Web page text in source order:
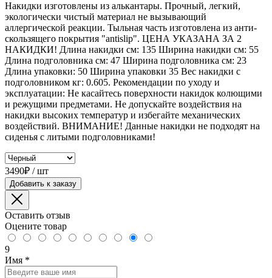
Накидки изготовлены из алькантары. Прочный, легкий,
экологически чистый материал не вызывающий
аллергической реакции. Тыльная часть изготовлена из анти-
скользящего покрытия "antislip". ЦЕНА УКАЗАНА ЗА 2
НАКИДКИ! Длина накидки см: 135 Ширина накидки см: 55
Длина подголовника см: 47 Ширина подголовника см: 23
Длина упаковки: 50 Ширина упаковки 35 Вес накидки с
подголовником кг: 0.605. Рекомендации по уходу и
эксплуатации: Не касайтесь поверхности накидок колющими
и режущими предметами. Не допускайте воздействия на
накидки высоких температур и избегайте механических
воздействий. ВНИМАНИЕ! Данные накидки не подходят на
сиденья с литыми подголовниками!
3490₽ / шт
Добавить к заказу
Оставить отзыв
Оцените товар
9
Имя *